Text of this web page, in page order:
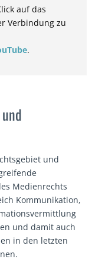
auf das
Verbindung zu
.
und
Medienrechts
Kommunikation,
und damit auch
in den letzten